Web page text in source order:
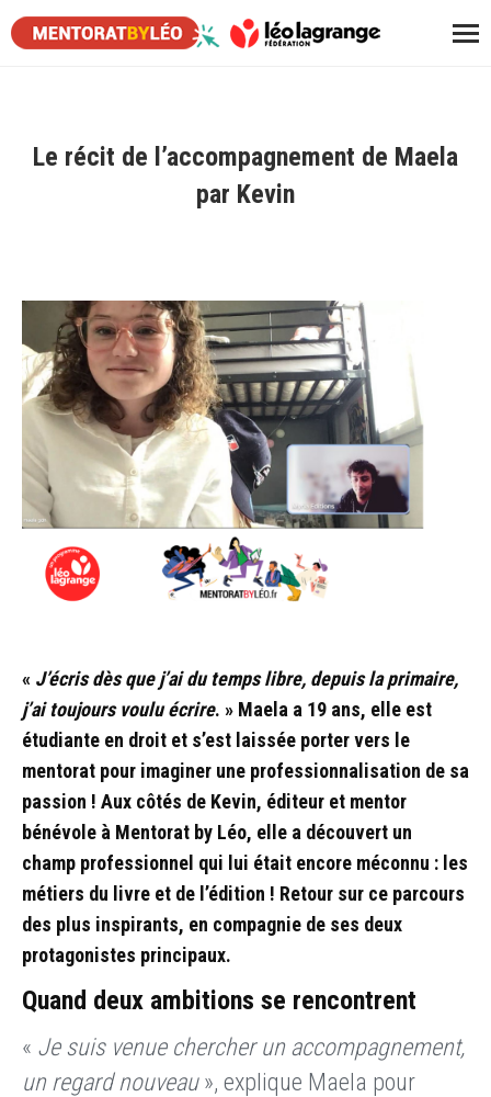
Le récit de l’accompagnement de Maela
par Kevin
« J’écris dès que j’ai du temps libre, depuis la primaire,
j’ai toujours voulu écrire. » Maela a 19 ans, elle est
étudiante en droit et s’est laissée porter vers le
mentorat pour imaginer une professionnalisation de sa
passion ! Aux côtés de Kevin, éditeur et mentor
bénévole à Mentorat by Léo, elle a découvert un
champ professionnel qui lui était encore méconnu : les
métiers du livre et de l’édition ! Retour sur ce parcours
des plus inspirants, en compagnie de ses deux
protagonistes principaux.
Quand deux ambitions se rencontrent
« Je suis venue chercher un accompagnement,
un regard nouveau », explique Maela pour